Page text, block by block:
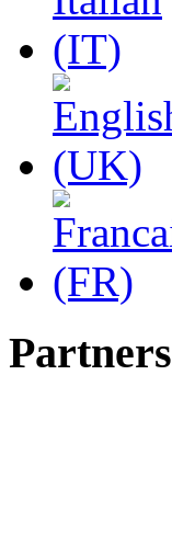
Partners